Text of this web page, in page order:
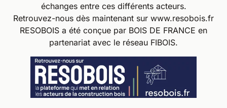
échanges entre ces différents acteurs.
Retrouvez-nous dès maintenant sur www.resobois.fr
RESOBOIS a été conçue par BOIS DE FRANCE en
partenariat avec le réseau FIBOIS.